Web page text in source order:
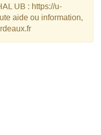
UB : https://u-
aide ou information,